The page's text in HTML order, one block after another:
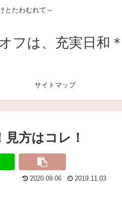
とたわむれて～
フは、充実日和＊
サイトマップ
方はコレ！
2020.09.06 2019.11.03